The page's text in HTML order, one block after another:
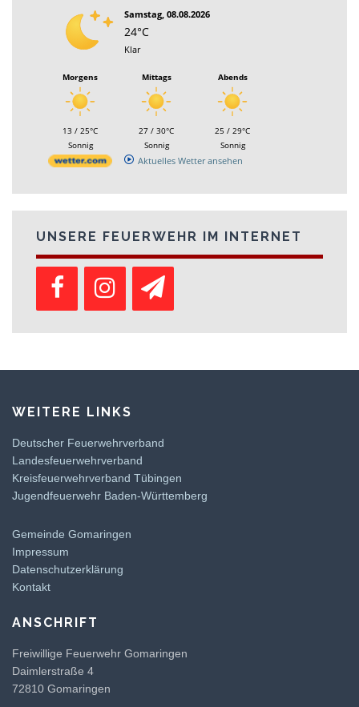
Samstag, 08.08.2026
24°C
Klar
Morgens
13 / 25°C
Sonnig
Mittags
27 / 30°C
Sonnig
Abends
25 / 29°C
Sonnig
Aktuelles Wetter ansehen
UNSERE FEUERWEHR IM INTERNET
WEITERE LINKS
Deutscher Feuerwehrverband
Landesfeuerwehrverband
Kreisfeuerwehrverband Tübingen
Jugendfeuerwehr Baden-Württemberg
Gemeinde Gomaringen
Impressum
Datenschutzerklärung
Kontakt
ANSCHRIFT
Freiwillige Feuerwehr Gomaringen
Daimlerstraße 4
72810 Gomaringen